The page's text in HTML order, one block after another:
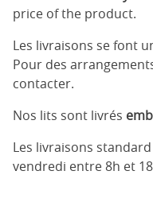
price of the product.
Les livraisons se font
Pour des
contacter.
Nos lits sont livrés
Les livraisons
vendredi entre 8h et